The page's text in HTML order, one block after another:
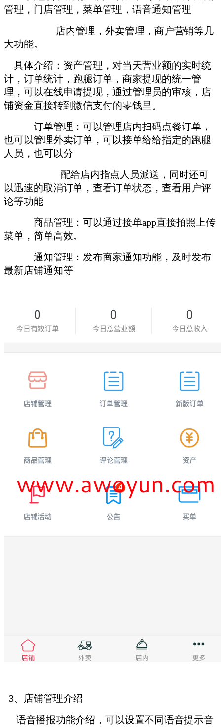
管理，门店管理，菜单管理，语音通知管理
店内管理，外卖管理，商户营销等几
大功能。
具体介绍：资产管理，对当天营业额的实时统
计，订单统计，跑腿订单，商家提现的统一管
理，可以在线申请提现，通过管理员的审核，店
铺资金直接转到微信支付的零钱里。
订单管理：可以管理店内扫码点餐订单，
也可以管理外卖订单，可以接单给给指定的跑腿
人员，也可以分
配给店内指点人员派送，同时还可
以迅速的取消订单，查看订单状态，查看用户评
论等功能
商品管理：可以通过接单app直接拍照上传
菜单，简单高效。
通知管理：发布商家通知功能，及时发布
最新店铺通知等
3、店铺管理介绍
语音播报功能介绍，可以设置不同语音提示音